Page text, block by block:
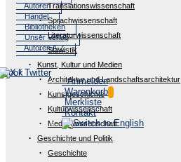
Autoren
Handel
Bibliotheken
Unser Verlag
Autoren A-Z
Anmelden
Warenkorb
Merkliste
Kontakt
Translationswissenschaft
Sprachwissenschaft
Literaturwissenschaft
Slawistik
Kunst, Kultur und Medien
Architektur und Landschaftsarchitektur
Kunstgeschichte
Kulturwissenschaft
Medienwissenschaft
Geschichte und Politik
Geschichte